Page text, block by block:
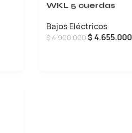
WKL 5 cuerdas
Bajos Eléctricos
$4.900.000$ 4.655.000